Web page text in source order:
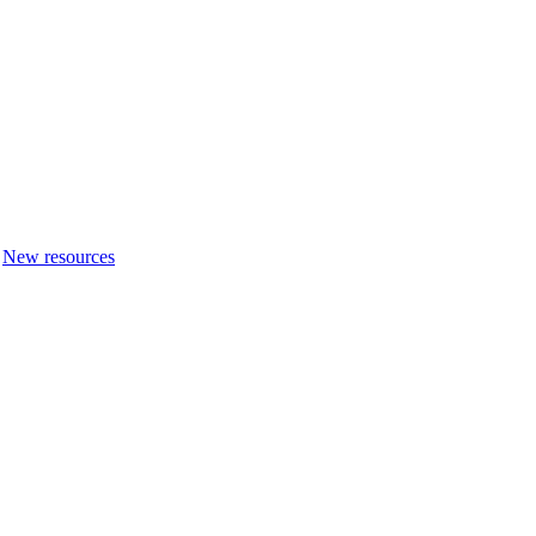
New resources